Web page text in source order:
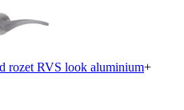
rozet RVS look aluminium+